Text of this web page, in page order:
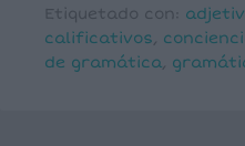
Etiquetado con:
calificativos,
de gramática,